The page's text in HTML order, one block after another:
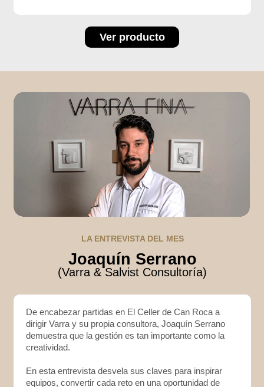
Ver producto
LA ENTREVISTA DEL MES
Joaquín Serrano
(Varra & Salvist Consultoría)
De encabezar partidas en El Celler de Can Roca a
dirigir Varra y su propia consultora, Joaquín Serrano
demuestra que la gestión es tan importante como la
creatividad.
En esta entrevista desvela sus claves para inspirar
equipos, convertir cada reto en una oportunidad de